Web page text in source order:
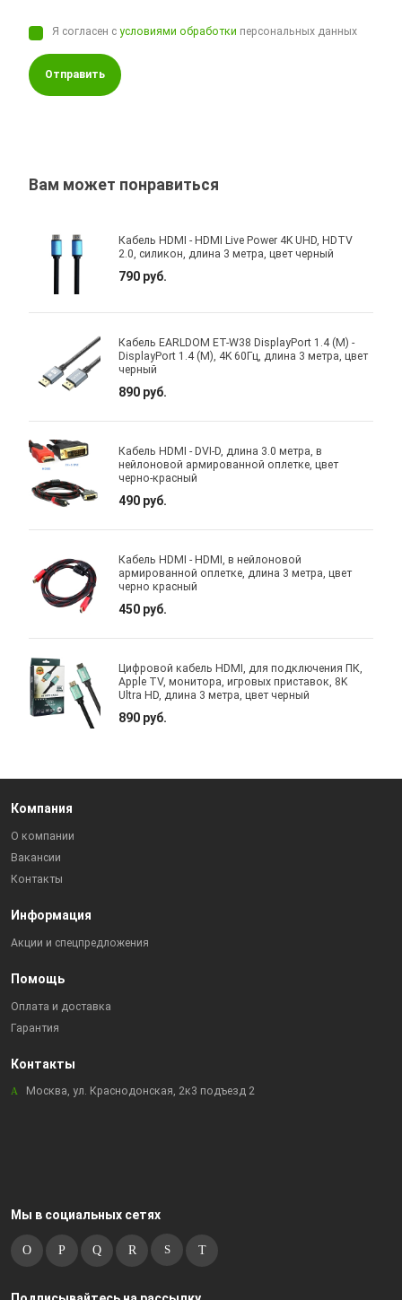
Я согласен сусловиями обработки персональных данных
Отправить
Вам может понравиться
Кабель HDMI - HDMI Live Power 4K UHD, HDTV
2.0, силикон, длина 3 метра, цвет черный
790 руб.
Кабель EARLDOM ET-W38 DisplayPort 1.4 (M) -
DisplayPort 1.4 (M), 4K 60Гц, длина 3 метра, цвет
черный
890 руб.
Кабель HDMI - DVI-D, длина 3.0 метра, в
нейлоновой армированной оплетке, цвет
черно-красный
490 руб.
Кабель HDMI - HDMI, в нейлоновой
армированной оплетке, длина 3 метра, цвет
черно красный
450 руб.
Цифровой кабель HDMI, для подключения ПК,
Apple TV, монитора, игровых приставок, 8K
Ultra HD, длина 3 метра, цвет черный
890 руб.
Компания
О компании
Вакансии
Контакты
Информация
Акции и спецпредложения
Помощь
Оплата и доставка
Гарантия
Контакты
Москва, ул. Краснодонская, 2к3 подъезд 2
Мы в социальных сетях